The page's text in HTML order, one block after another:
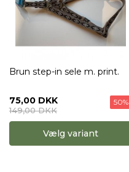
Brun step-in sele m. print.
75,00 DKK
149,00 DKK
50%
Vælg variant